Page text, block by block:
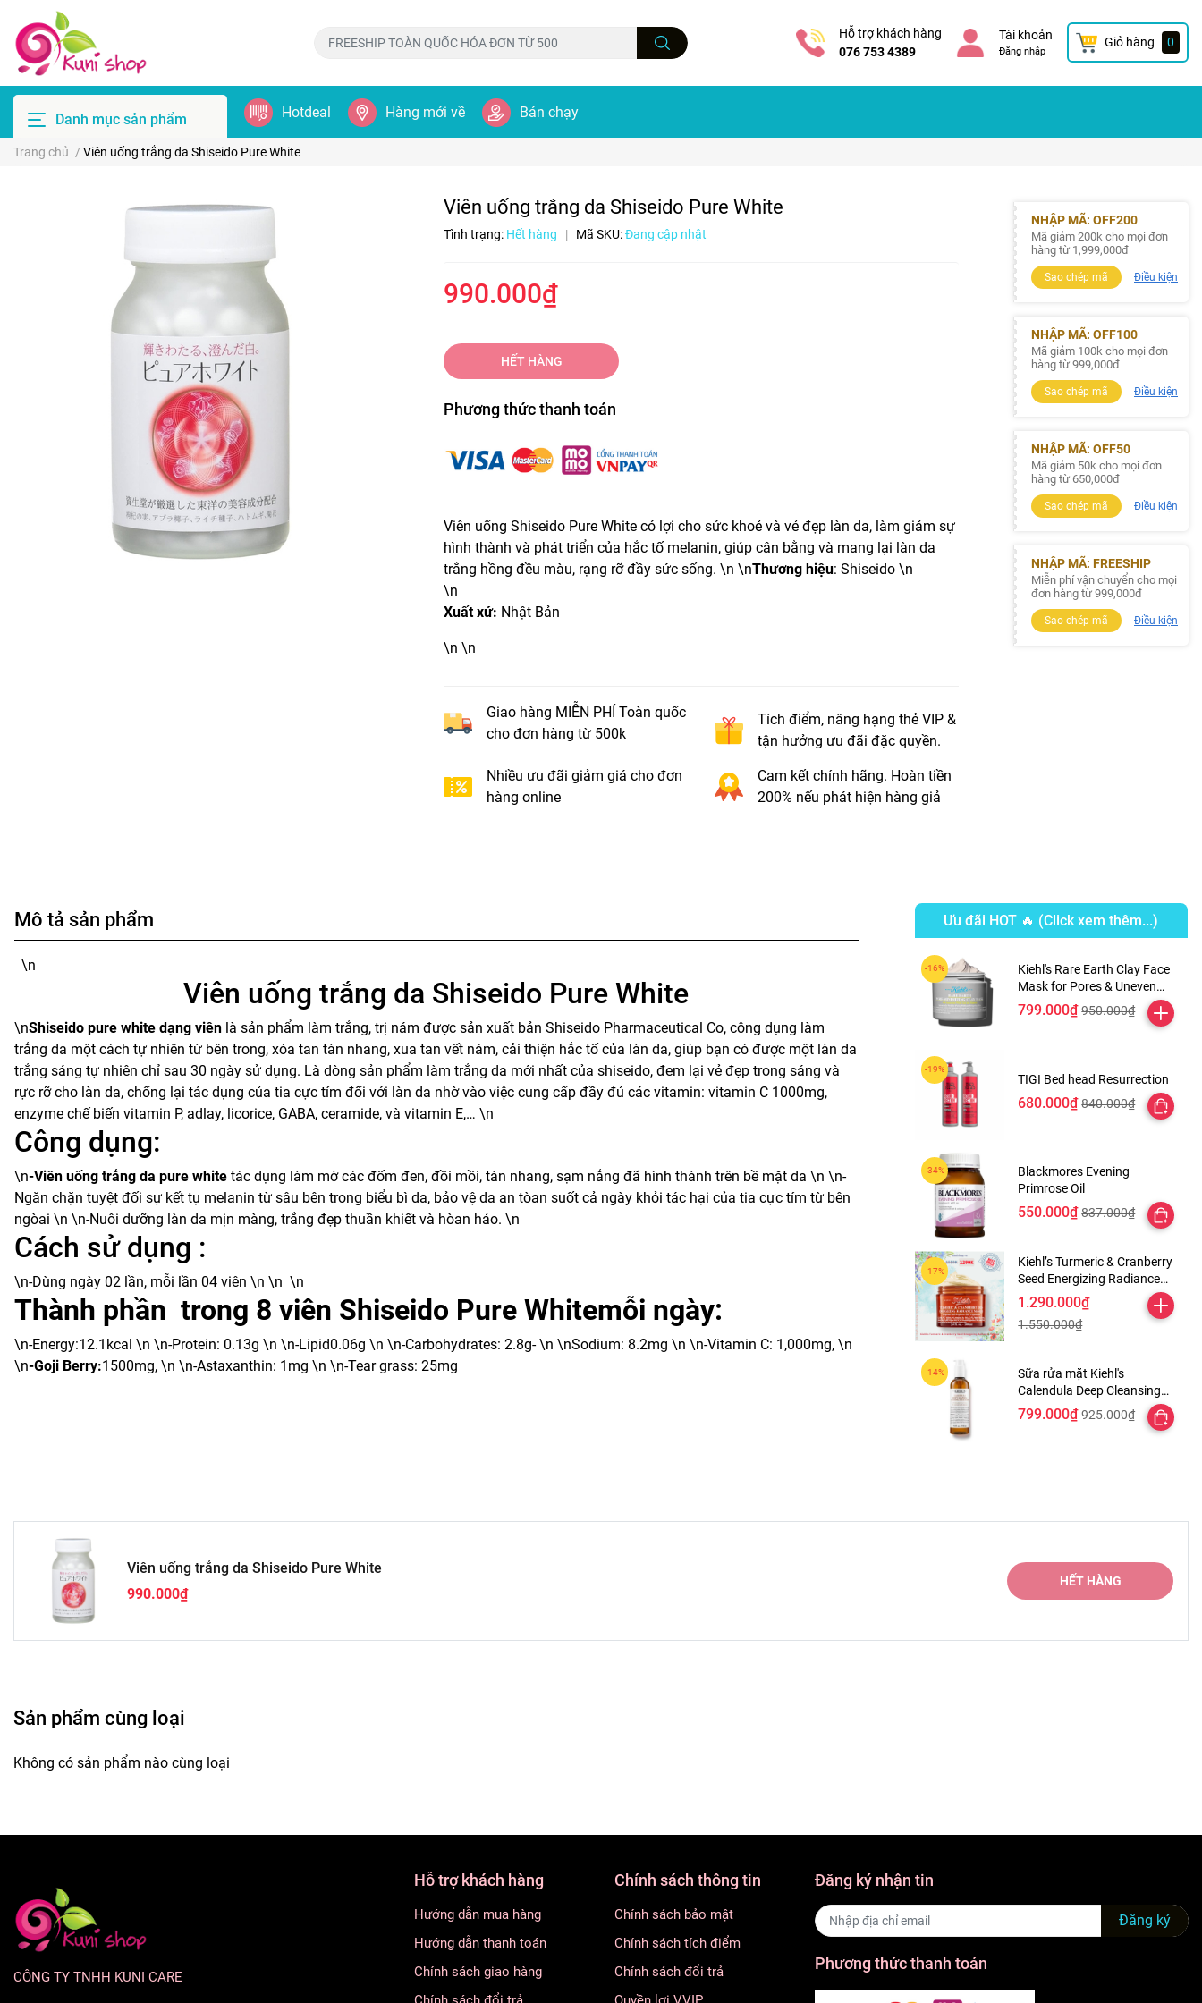
Hỗ trợ khách hàng
076 753 4389
Tài khoản
Đăng nhập
Giỏ hàng 0
Danh mục sản phẩm Hotdeal Hàng mới về Bán chạy
Trang chủ / Viên uống trắng da Shiseido Pure White
Viên uống trắng da Shiseido Pure White
Tình trạng: Hết hàng | Mã SKU:Đang cập nhật
990.000₫
HẾT HÀNG
Phương thức thanh toán
Viên uống Shiseido Pure White có lợi cho sức khoẻ và vẻ đẹp làn da, làm giảm sự
hình thành và phát triển của hắc tố melanin, giúp cân bằng và mang lại làn da
trắng hồng đều màu, rạng rỡ đầy sức sống. \n \nThương hiệu: Shiseido \n
\n
Xuất xứ: Nhật Bản
\n \n
Giao hàng MIỄN PHÍ Toàn quốc
cho đơn hàng từ 500k
Tích điểm, nâng hạng thẻ VIP &
tận hưởng ưu đãi đặc quyền.
Nhiều ưu đãi giảm giá cho đơn
hàng online
Cam kết chính hãng. Hoàn tiền
200% nếu phát hiện hàng giả
NHẬP MÃ: OFF200
Mã giảm 200k cho mọi đơn
hàng từ 1,999,000đ
Sao chép mã Điều kiện
NHẬP MÃ: OFF100
Mã giảm 100k cho mọi đơn
hàng từ 999,000đ
Sao chép mã Điều kiện
NHẬP MÃ: OFF50
Mã giảm 50k cho mọi đơn
hàng từ 650,000đ
Sao chép mã Điều kiện
NHẬP MÃ: FREESHIP
Miễn phí vận chuyển cho mọi
đơn hàng từ 999,000đ
Sao chép mã Điều kiện
Mô tả sản phẩm
\n
Viên uống trắng da Shiseido Pure White
\nShiseido pure white dạng viên là sản phẩm làm trắng, trị nám được sản xuất bản Shiseido Pharmaceutical Co, công dụng làm
trắng da một cách tự nhiên từ bên trong, xóa tan tàn nhang, xua tan vết nám, cải thiện hắc tố của làn da, giúp bạn có được một làn da
trắng sáng tự nhiên chỉ sau 30 ngày sử dụng. Là dòng sản phẩm làm trắng da mới nhất của shiseido, đem lại vẻ đẹp trong sáng và
rực rỡ cho làn da, chống lại tác dụng của tia cực tím đối với làn da nhờ vào việc cung cấp đầy đủ các vitamin: vitamin C 1000mg,
enzyme chế biến vitamin P, adlay, licorice, GABA, ceramide, và vitamin E,… \n
Công dụng:
\n-Viên uống trắng da pure white tác dụng làm mờ các đốm đen, đồi mồi, tàn nhang, sạm nắng đã hình thành trên bề mặt da \n \n-
Ngăn chặn tuyệt đối sự kết tụ melanin từ sâu bên trong biểu bì da, bảo vệ da an tòan suốt cả ngày khỏi tác hại của tia cực tím từ bên
ngòai \n \n-Nuôi dưỡng làn da mịn màng, trắng đẹp thuần khiết và hòan hảo. \n
Cách sử dụng :
\n-Dùng ngày 02 lần, mỗi lần 04 viên \n \n \n
Thành phần trong 8 viên Shiseido Pure Whitemỗi ngày:
\n-Energy:12.1kcal \n \n-Protein: 0.13g \n \n-Lipid0.06g \n \n-Carbohydrates: 2.8g- \n \nSodium: 8.2mg \n \n-Vitamin C: 1,000mg, \n
\n-Goji Berry:1500mg, \n \n-Astaxanthin: 1mg \n \n-Tear grass: 25mg
Ưu đãi HOT 🔥 (Click xem thêm...)
Kiehl's Rare Earth Clay Face
Mask for Pores & Uneven
Texture
799.000₫ 950.000₫
TIGI Bed head Resurrection
680.000₫ 840.000₫
Blackmores Evening
Primrose Oil
550.000₫ 837.000₫
Kiehl’s Turmeric & Cranberry
Seed Energizing Radiance
Masque
1.290.000₫
1.550.000₫
Sữa rửa mặt Kiehl's
Calendula Deep Cleansing
Foaming Face Wash
799.000₫ 925.000₫
Viên uống trắng da Shiseido Pure White
990.000₫
HẾT HÀNG
Sản phẩm cùng loại
Không có sản phẩm nào cùng loại
CÔNG TY TNHH KUNI CARE
Hỗ trợ khách hàng
Hướng dẫn mua hàng
Hướng dẫn thanh toán
Chính sách giao hàng
Chính sách thông tin
Chính sách bảo mật
Chính sách tích điểm
Chính sách đổi trả
Đăng ký nhận tin
Đăng ký
Phương thức thanh toán